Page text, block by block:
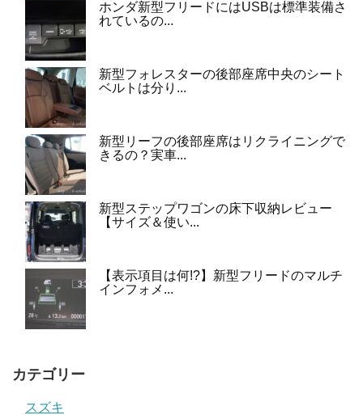
ホンダ新型フリードにはUSBは標準装備さ
れているの...
新型フォレスターの後部座席中央のシート
ベルトは分り...
新型リーフの後部座席はリクライニングで
きるの？実車...
新型ステップワゴンの床下収納レビュー
【サイズ＆使い...
【表示項目は何!?】新型フリードのマルチ
インフォメ...
カテゴリー
スズキ